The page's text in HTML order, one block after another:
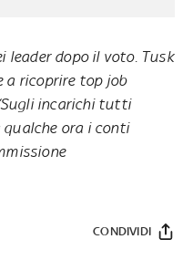
leader dopo il voto. Tusk
a ricoprire top job
incarichi tutti
qualche ora i conti
CONDIVIDI